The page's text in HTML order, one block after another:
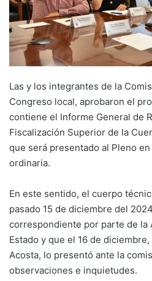
Las y los integrantes de la
Congreso local, aprobaron el
contiene el Informe General de
Fiscalización Superior de la
que será presentado al Pleno
ordinaria.
En este sentido, el cuerpo
pasado 15 de diciembre del
correspondiente por parte de la
Estado y que el 16 de
Acosta, lo presentó ante la
observaciones e inquietudes.